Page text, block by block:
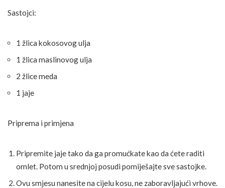
Sastojci:
1 žlica kokosovog ulja
1 žlica maslinovog ulja
2 žlice meda
1 jaje
Priprema i primjena
Pripremite jaje tako da ga promućkate kao da ćete raditi
omlet. Potom u srednjoj posudi pomiješajte sve sastojke.
Ovu smjesu nanesite na cijelu kosu, ne zaboravljajući vrhove.